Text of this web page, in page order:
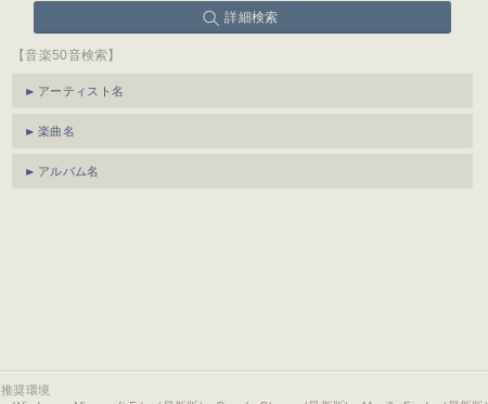
詳細検索
【音楽50音検索】
アーティスト名
楽曲名
アルバム名
推奨環境